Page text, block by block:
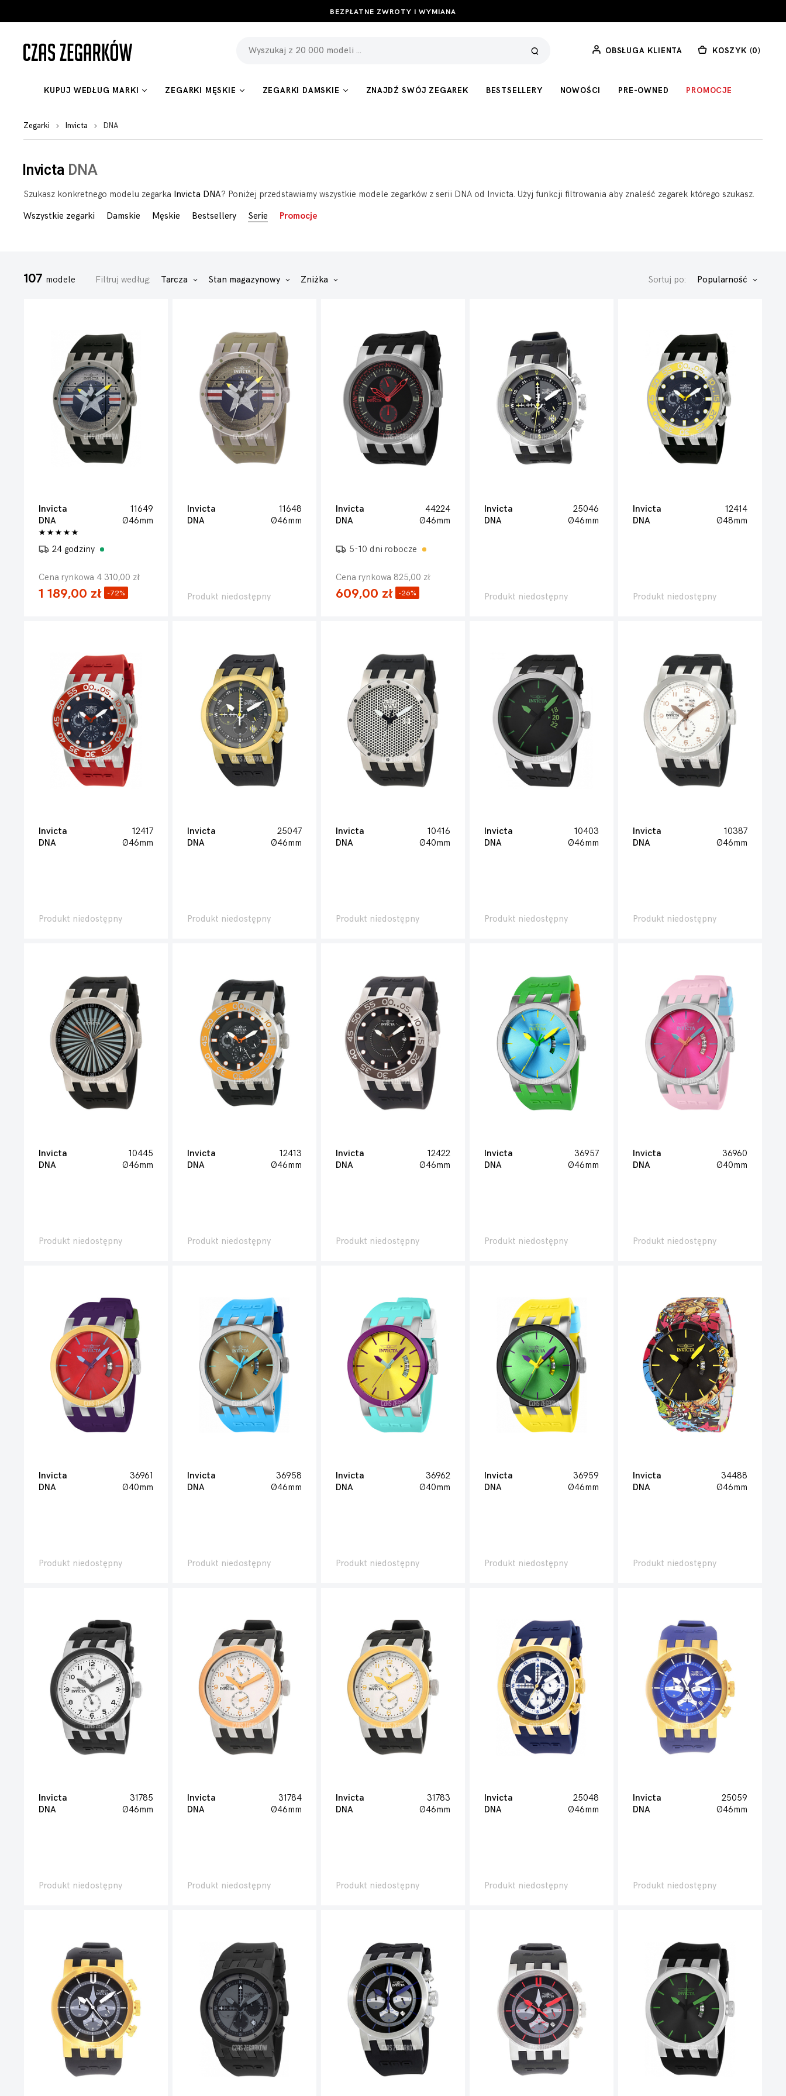
BEZPŁATNE ZWROTY I WYMIANA
OBSŁUGA KLIENTA KOSZYK (0)
KUPUJ WEDŁUG MARKI ZEGARKI MĘSKIE ZEGARKI DAMSKIE ZNAJDŹ SWÓJ ZEGAREK BESTSELLERY NOWOŚCI PRE-OWNED PROMOCJE
Zegarki Invicta DNA
Invicta DNA
Szukasz konkretnego modelu zegarka Invicta DNA? Poniżej przedstawiamy wszystkie modele zegarków z serii DNA od Invicta. Użyj funkcji filtrowania aby znaleść zegarek którego szukasz.
Wszystkie zegarki
Damskie Męskie Bestsellery Serie Promocje
107 modele Filtruj według: Tarcza Stan magazynowy Zniżka Sortuj po: Popularność
Invicta
11649
DNA
Ø46mm
24 godziny
Cena rynkowa 4 310,00 zł
1 189,00 zł -72%
Invicta
11648
DNA
Ø46mm
Produkt niedostępny
Invicta
44224
DNA
Ø46mm
5-10 dni robocze
Cena rynkowa 825,00 zł
609,00 zł -26%
Invicta
25046
DNA
Ø46mm
Produkt niedostępny
Invicta
12414
DNA
Ø48mm
Produkt niedostępny
Invicta
12417
DNA
Ø46mm
Produkt niedostępny
Invicta
25047
DNA
Ø46mm
Produkt niedostępny
Invicta
10416
DNA
Ø40mm
Produkt niedostępny
Invicta
10403
DNA
Ø46mm
Produkt niedostępny
Invicta
10387
DNA
Ø46mm
Produkt niedostępny
Invicta
10445
DNA
Ø46mm
Produkt niedostępny
Invicta
12413
DNA
Ø46mm
Produkt niedostępny
Invicta
12422
DNA
Ø46mm
Produkt niedostępny
Invicta
36957
DNA
Ø46mm
Produkt niedostępny
Invicta
36960
DNA
Ø40mm
Produkt niedostępny
Invicta
36961
DNA
Ø40mm
Produkt niedostępny
Invicta
36958
DNA
Ø46mm
Produkt niedostępny
Invicta
36962
DNA
Ø40mm
Produkt niedostępny
Invicta
36959
DNA
Ø46mm
Produkt niedostępny
Invicta
34488
DNA
Ø46mm
Produkt niedostępny
Invicta
31785
DNA
Ø46mm
Produkt niedostępny
Invicta
31784
DNA
Ø46mm
Produkt niedostępny
Invicta
31783
DNA
Ø46mm
Produkt niedostępny
Invicta
25048
DNA
Ø46mm
Produkt niedostępny
Invicta
25059
DNA
Ø46mm
Produkt niedostępny